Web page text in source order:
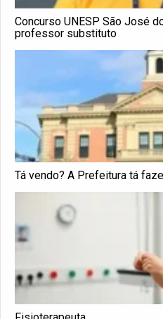
Concurso UNESP São José
professor substituto
Tá vendo? A Prefeitura tá